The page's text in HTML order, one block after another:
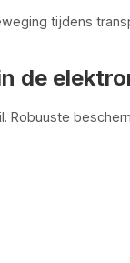
tijdens
de
Robuuste